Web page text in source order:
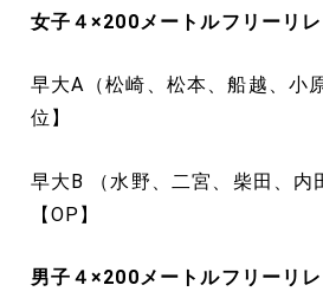
女子４×200メートルフリーリ
早大A（松崎、松本、船越、小
位】
早大B （水野、二宮、柴田、内
【OP】
男子４×200メートルフリーリ